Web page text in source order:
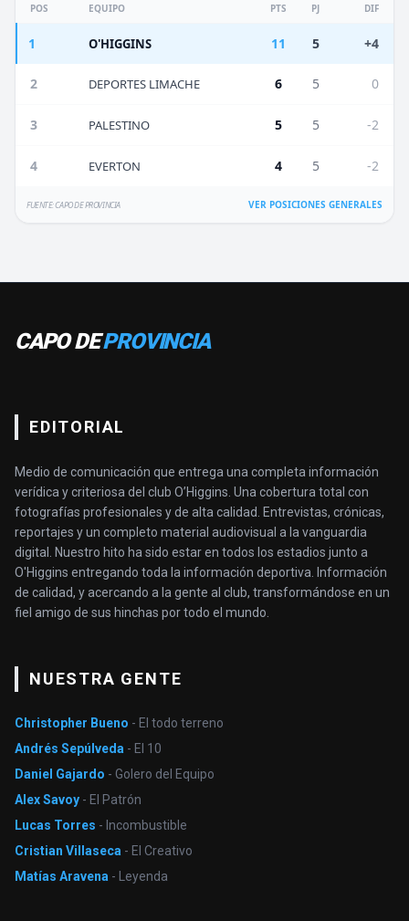
POS EQUIPO PTS PJ DIF
1 O'HIGGINS 11 5 +4
2 DEPORTES LIMACHE 6 5 0
3 PALESTINO 5 5 -2
4 EVERTON 4 5 -2
FUENTE: CAPO DE PROVINCIA VER POSICIONES GENERALES
CAPO DEPROVINCIA
EDITORIAL
Medio de comunicación que entrega una completa información
verídica y criteriosa del club O’Higgins. Una cobertura total con
fotografías profesionales y de alta calidad. Entrevistas, crónicas,
reportajes y un completo material audiovisual a la vanguardia
digital. Nuestro hito ha sido estar en todos los estadios junto a
O'Higgins entregando toda la información deportiva. Información
de calidad, y acercando a la gente al club, transformándose en un
fiel amigo de sus hinchas por todo el mundo.
NUESTRA GENTE
Christopher Bueno - El todo terreno
Andrés Sepúlveda - El 10
Daniel Gajardo - Golero del Equipo
Alex Savoy - El Patrón
Lucas Torres - Incombustible
Cristian Villaseca - El Creativo
Matías Aravena - Leyenda